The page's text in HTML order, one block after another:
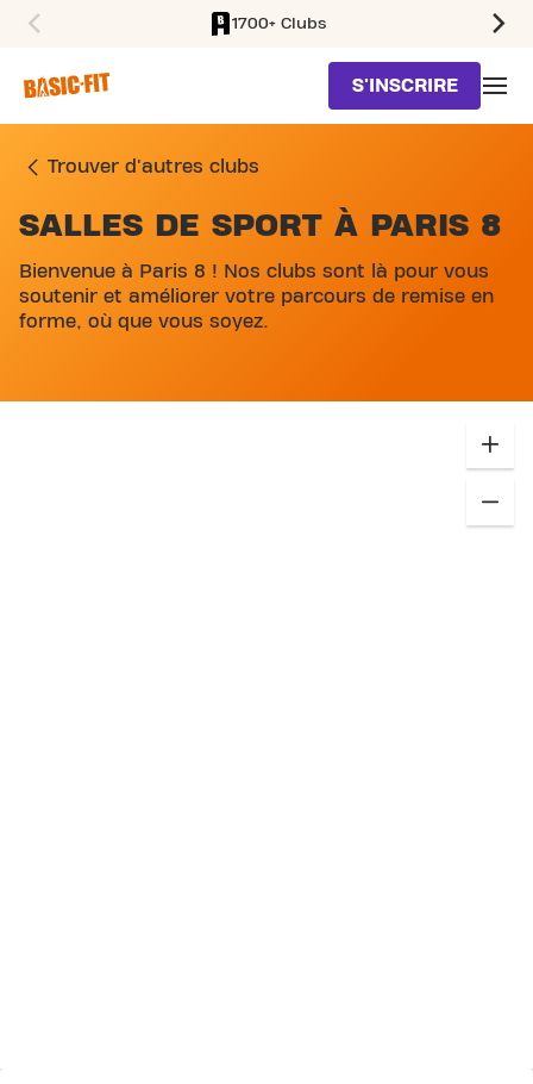
1700+ Clubs
S'INSCRIRE
Trouver d'autres clubs
SALLES DE SPORT À PARIS 8
Bienvenue à Paris 8 ! Nos clubs sont là pour vous
soutenir et améliorer votre parcours de remise en
forme, où que vous soyez.